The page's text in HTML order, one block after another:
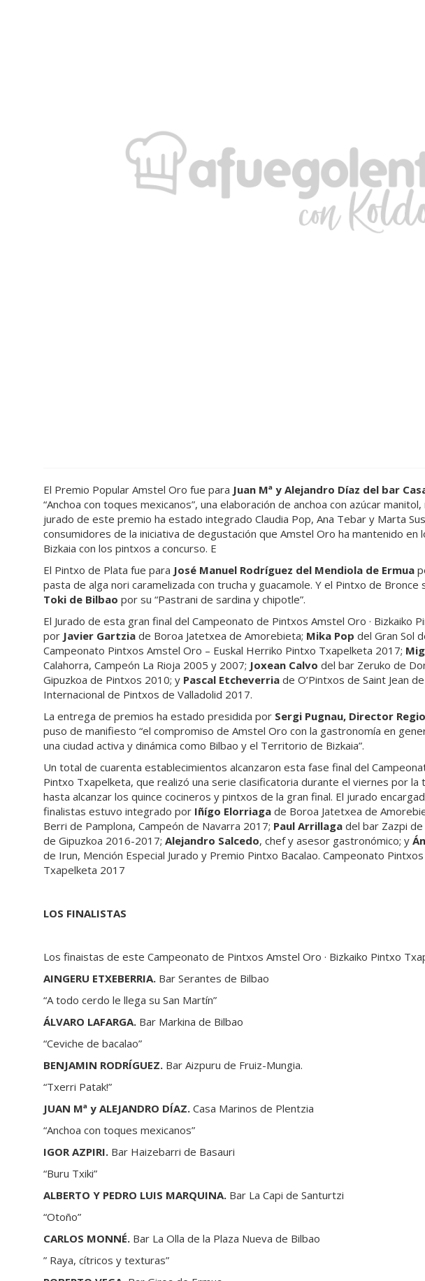
El Premio Popular Amstel Oro fue para Juan Mª y Alejandro Díaz del bar
“Anchoa con toques mexicanos”, una elaboración de anchoa con azúcar
jurado de este premio ha estado integrado Claudia Pop, Ana Tebar y Marta
consumidores de la iniciativa de degustación que Amstel Oro ha mantenido
Bizkaia con los pintxos a concurso. E
El Pintxo de Plata fue para José Manuel Rodríguez del Mendiola de Ermua
pasta de alga nori caramelizada con trucha y guacamole. Y el Pintxo de Bronce
Toki de Bilbao por su “Pastrani de sardina y chipotle”.
El Jurado de esta gran final del Campeonato de Pintxos Amstel Oro · Bizkaiko
por Javier Gartzia de Boroa Jatetxea de Amorebieta; Mika Pop del Gran Sol
Campeonato Pintxos Amstel Oro – Euskal Herriko Pintxo Txapelketa 2017;
Calahorra, Campeón La Rioja 2005 y 2007; Joxean Calvo del bar Zeruko de
Gipuzkoa de Pintxos 2010; y Pascal Etcheverria de O’Pintxos de Saint Jean
Internacional de Pintxos de Valladolid 2017.
La entrega de premios ha estado presidida por Sergi Pugnau, Director
puso de manifiesto “el compromiso de Amstel Oro con la gastronomía en
una ciudad activa y dinámica como Bilbao y el Territorio de Bizkaia”.
Un total de cuarenta establecimientos alcanzaron esta fase final del
Pintxo Txapelketa, que realizó una serie clasificatoria durante el viernes por la
hasta alcanzar los quince cocineros y pintxos de la gran final. El jurado
finalistas estuvo integrado por Iñígo Elorriaga de Boroa Jatetxea de
Berri de Pamplona, Campeón de Navarra 2017; Paul Arrillaga del bar Zazpi
de Gipuzkoa 2016-2017; Alejandro Salcedo, chef y asesor gastronómico; y
de Irun, Mención Especial Jurado y Premio Pintxo Bacalao. Campeonato
Txapelketa 2017
LOS FINALISTAS
Los finaistas de este Campeonato de Pintxos Amstel Oro · Bizkaiko Pintxo
AINGERU ETXEBERRIA. Bar Serantes de Bilbao
“A todo cerdo le llega su San Martín”
ÁLVARO LAFARGA. Bar Markina de Bilbao
“Ceviche de bacalao”
BENJAMIN RODRÍGUEZ. Bar Aizpuru de Fruiz-Mungia.
“Txerri Patak!”
JUAN Mª y ALEJANDRO DÍAZ. Casa Marinos de Plentzia
“Anchoa con toques mexicanos”
IGOR AZPIRI. Bar Haizebarri de Basauri
“Buru Txiki”
ALBERTO Y PEDRO LUIS MARQUINA. Bar La Capi de Santurtzi
“Otoño”
CARLOS MONNÉ. Bar La Olla de la Plaza Nueva de Bilbao
” Raya, cítricos y texturas”